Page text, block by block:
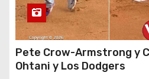
Pete Crow-Armstrong y
Ohtani y Los Dodgers